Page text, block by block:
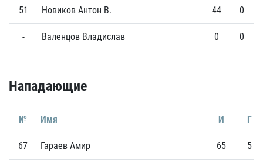
51 Новиков Антон В. 44 0
- Валенцов Владислав 0 0
Нападающие
№ Имя И Г
67 Гараев Амир 65 5